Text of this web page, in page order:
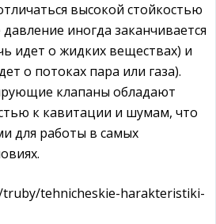
высокой стойкостью
иногда заканчивается
идет о жидких веществах) и
о потоках пара или газа).
клапаны обладают
к кавитации и шумам, что
для работы в самых
tehnicheskie-harakteristiki-